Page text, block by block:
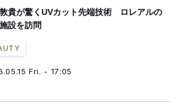
貴が驚くUVカット先端技術 ロレアルの
設を訪問
Fri. - 17:05